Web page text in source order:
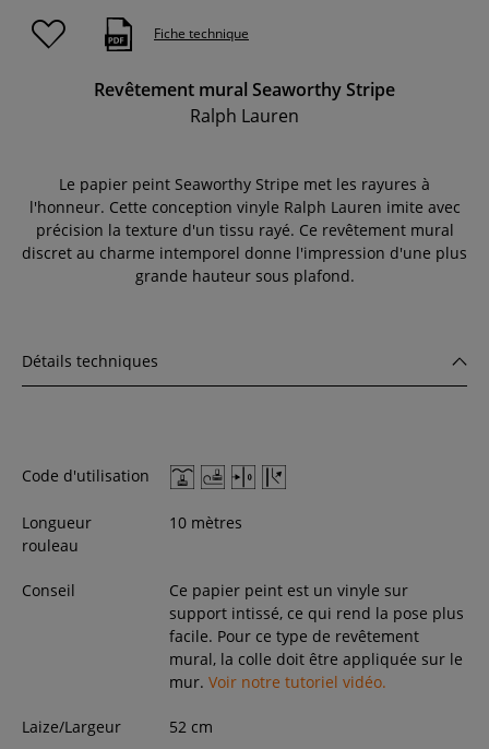
Fiche technique
Revêtement mural Seaworthy Stripe
Ralph Lauren
Le papier peint Seaworthy Stripe met les rayures à
l'honneur. Cette conception vinyle Ralph Lauren imite avec
précision la texture d'un tissu rayé. Ce revêtement mural
discret au charme intemporel donne l'impression d'une plus
grande hauteur sous plafond.
Détails techniques
Code d'utilisation
Longueur
rouleau
10 mètres
Conseil
Ce papier peint est un vinyle sur
support intissé, ce qui rend la pose plus
facile. Pour ce type de revêtement
mural, la colle doit être appliquée sur le
mur. Voir notre tutoriel vidéo.
Laize/Largeur 52 cm